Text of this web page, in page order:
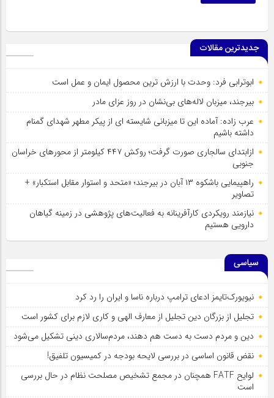
جدیدترین مقالات
ابوترابی فرد: وحدت با ارزش ترین محصول ایمان و عمل است
بیرجند، میزبان لاله‌های بی‌نشان در روز عزای مادر
عرب زاده: آماده این تا میزبانی شایسته ای از پیکر مطهر شهدای گمنام
داشته باشیم
ازابتدای سالجاری صورت گرفت؛ روکش ۴۴۷ کیلومتر از محورهای خراسان
جنوبی
راهپیمایی باشکوه ۱۳ آبان در بیرجند؛ «متحد و استوار مقابل استکبار» +
تصاویر
نیازمند رویکردی کارآفرینانه به فعالیت‌های پژوهشی در زمینه گیاهان
دارویی هستیم
سیاسی
نیویورک‌تایمز ادعای ترامپ درباره ناسا و ایران را رد کرد
تجلیل از بزرگان دین تجلیل از معارف الهی و کاری لازم برای کشور است
دین و مردم دست به‌ دست هم دهند، مردم‌سالاری دینی تشکیل می‌شود
نقض قانون اساسی در بررسی لایحه بودجه در کمیسیون تلفیق!
لوایح FATF همچنان در مجمع تشخیص مصلحت نظام در حال بررسی
است